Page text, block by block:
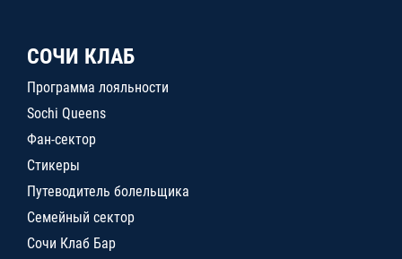
СОЧИ КЛАБ
Программа лояльности
Sochi Queens
Фан-сектор
Стикеры
Путеводитель болельщика
Семейный сектор
Сочи Клаб Бар